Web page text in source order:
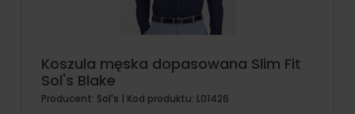
Koszula męska dopasowana Slim Fit
Sol's Blake
Producent: Sol's | Kod produktu: L01426